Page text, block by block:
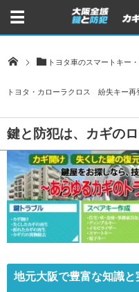
トヨタ車のスマートキー
トヨタ・カローラクロス 紛失キー再
鍵と防犯は、カギの
地元大阪で豊富な知識と